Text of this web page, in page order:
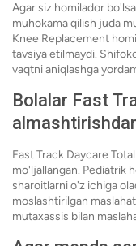
Agar siz homilador
muhokama qilish juda
Knee Replacement
tavsiya etilmaydi.
vaqtni aniqlashga
Bolalar Fast
Fast Track Daycare
mo'ljallangan. Pediatrik
sharoitlarni o'z ichiga
moslashtirilgan
mutaxassis bilan